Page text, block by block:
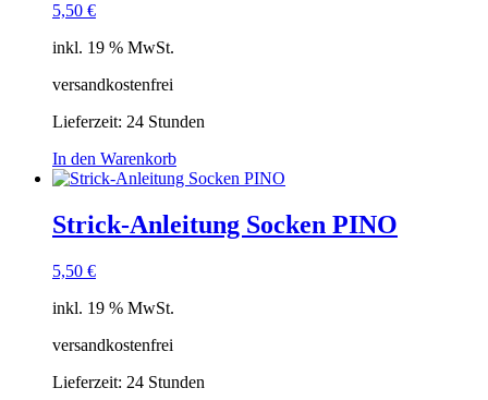
5,50 €
inkl. 19 % MwSt.
versandkostenfrei
Lieferzeit: 24 Stunden
In den Warenkorb
Strick-Anleitung Socken PINO
5,50 €
inkl. 19 % MwSt.
versandkostenfrei
Lieferzeit: 24 Stunden